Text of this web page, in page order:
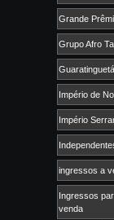
Grande
Grupo Afro
Império de
Império
ingressos a
Ingressos
venda